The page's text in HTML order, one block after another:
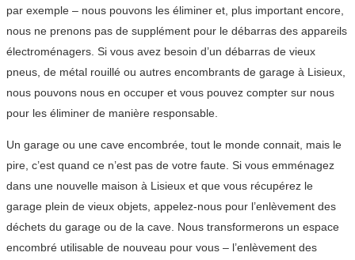
par exemple – nous pouvons les éliminer et, plus important encore,
nous ne prenons pas de supplément pour le débarras des appareils
électroménagers. Si vous avez besoin d’un débarras de vieux
pneus, de métal rouillé ou autres encombrants de garage à Lisieux,
nous pouvons nous en occuper et vous pouvez compter sur nous
pour les éliminer de manière responsable.
Un garage ou une cave encombrée, tout le monde connait, mais le
pire, c’est quand ce n’est pas de votre faute. Si vous emménagez
dans une nouvelle maison à Lisieux et que vous récupérez le
garage plein de vieux objets, appelez-nous pour l’enlèvement des
déchets du garage ou de la cave. Nous transformerons un espace
encombré utilisable de nouveau pour vous – l’enlèvement des